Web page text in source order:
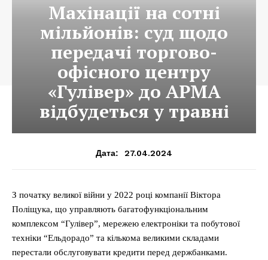
Махінації на сотні
мільйонів: суд щодо
передачі торгово-
офісного центру
«Гулівер» до АРМА
відбудеться у травні
Дата: 27.04.2024
З початку великої війни у 2022 році компанії Віктора
Поліщука, що управляють багатофункціональним
комплексом “Гулівер”, мережею електроніки та побутової
техніки “Ельдорадо” та кількома великими складами
перестали обслуговувати кредити перед держбанками.